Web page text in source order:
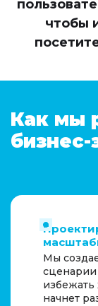
чтобы
Как мы
бизнес-
Мы
сценарии
избежать
начнет